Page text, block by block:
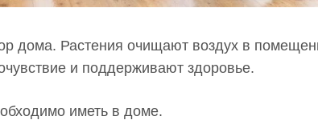
дома. Растения очищают воздух в
и поддерживают здоровье.
иметь в доме.